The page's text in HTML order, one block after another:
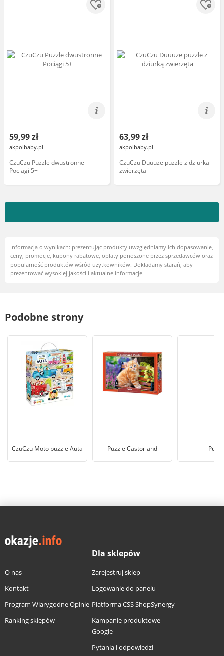
59,99 zł
akpolbaby.pl
CzuCzu Puzzle dwustronne
Pociągi 5+
63,99 zł
akpolbaby.pl
CzuCzu Duuuże puzzle z dziurką
zwierzęta
Informacja o wynikach: prezentując produkty uwzględniamy ich dopasowanie,
ceny, promocje, kupony rabatowe, opłaty ponoszone przez sprzedawców oraz
popularność produktów wśród użytkowników. Dokładamy starań, aby
prezentować wysokiej jakości i aktualne informacje.
Podobne strony
CzuCzu Moto puzzle Auta Puzzle Castorland
O nas
Kontakt
Program Wiarygodne Opinie
Ranking sklepów
Dla sklepów
Zarejestruj sklep
Logowanie do panelu
Platforma CSS ShopSynergy
Kampanie produktowe
Google
Pytania i odpowiedzi